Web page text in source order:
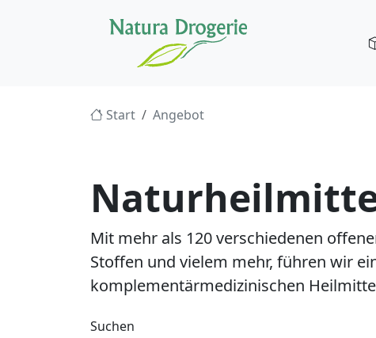
Start Angebot
Mit mehr als 120 verschiedenen
Stoffen und vielem mehr, führen wir
komplementärmedizinischen
Suchen